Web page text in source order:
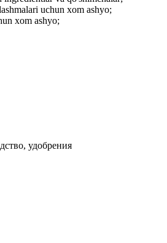
uchun xom ashyo;
xom ashyo;
удобрения